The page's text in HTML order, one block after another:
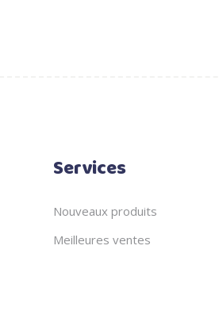
Services
Nouveaux produits
Meilleures ventes